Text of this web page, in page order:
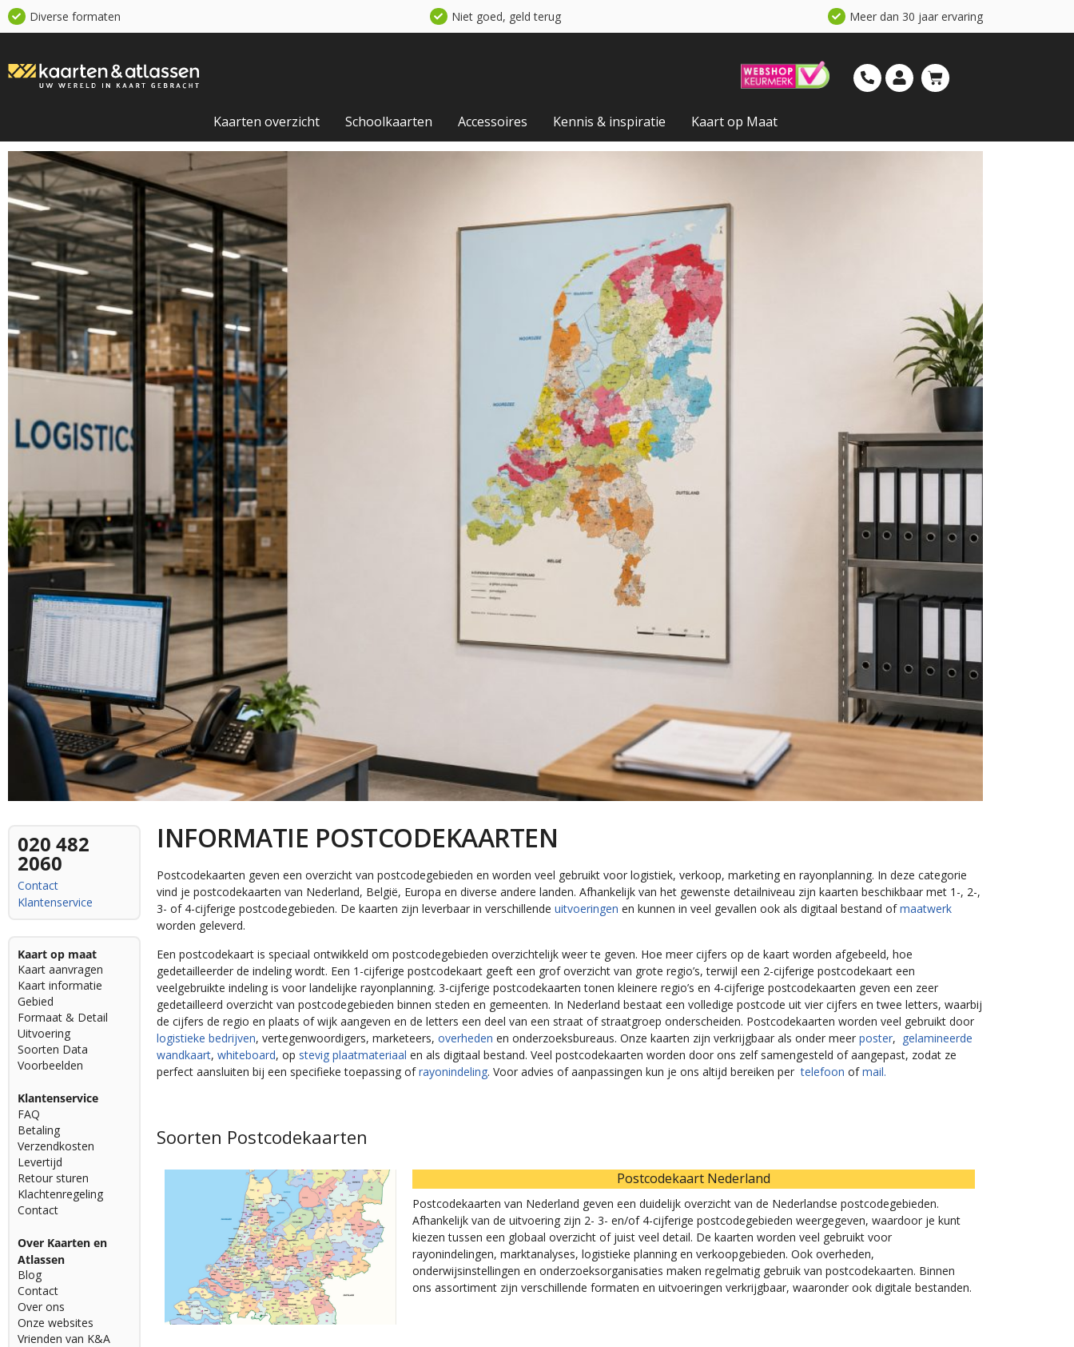
Diverse formaten Niet goed, geld terug Meer dan 30 jaar ervaring
Kaarten overzicht Schoolkaarten Accessoires Kennis & inspiratie Kaart op Maat
020 482
2060
Contact
Klantenservice
Kaart op maat
Kaart aanvragen
Kaart informatie
Gebied
Formaat & Detail
Uitvoering
Soorten Data
Voorbeelden
Klantenservice
FAQ
Betaling
Verzendkosten
Levertijd
Retour sturen
Klachtenregeling
Contact
Over Kaarten en
Atlassen
Blog
Contact
Over ons
Onze websites
Vrienden van K&A
INFORMATIE POSTCODEKAARTEN
Postcodekaarten geven een overzicht van postcodegebieden en worden veel gebruikt voor logistiek, verkoop, marketing en rayonplanning. In deze categorie
vind je postcodekaarten van Nederland, België, Europa en diverse andere landen. Afhankelijk van het gewenste detailniveau zijn kaarten beschikbaar met 1-, 2-,
3- of 4-cijferige postcodegebieden. De kaarten zijn leverbaar in verschillende uitvoeringen en kunnen in veel gevallen ook als digitaal bestand ofmaatwerk
worden geleverd.
Een postcodekaart is speciaal ontwikkeld om postcodegebieden overzichtelijk weer te geven. Hoe meer cijfers op de kaart worden afgebeeld, hoe
gedetailleerder de indeling wordt. Een 1-cijferige postcodekaart geeft een grof overzicht van grote regio’s, terwijl een 2-cijferige postcodekaart een
veelgebruikte indeling is voor landelijke rayonplanning. 3-cijferige postcodekaarten tonen kleinere regio’s en 4-cijferige postcodekaarten geven een zeer
gedetailleerd overzicht van postcodegebieden binnen steden en gemeenten. In Nederland bestaat een volledige postcode uit vier cijfers en twee letters, waarbij
de cijfers de regio en plaats of wijk aangeven en de letters een deel van een straat of straatgroep onderscheiden. Postcodekaarten worden veel gebruikt door
logistieke bedrijven, vertegenwoordigers, marketeers, overheden en onderzoeksbureaus. Onze kaarten zijn verkrijgbaar als onder meer poster, gelamineerde
wandkaart, whiteboard, op stevig plaatmateriaal en als digitaal bestand. Veel postcodekaarten worden door ons zelf samengesteld of aangepast, zodat ze
perfect aansluiten bij een specifieke toepassing ofrayonindeling. Voor advies of aanpassingen kun je ons altijd bereiken pertelefoon ofmail.
Soorten Postcodekaarten
Postcodekaart Nederland
Postcodekaarten van Nederland geven een duidelijk overzicht van de Nederlandse postcodegebieden.
Afhankelijk van de uitvoering zijn 2- 3- en/of 4-cijferige postcodegebieden weergegeven, waardoor je kunt
kiezen tussen een globaal overzicht of juist veel detail. De kaarten worden veel gebruikt voor
rayonindelingen, marktanalyses, logistieke planning en verkoopgebieden. Ook overheden,
onderwijsinstellingen en onderzoeksorganisaties maken regelmatig gebruik van postcodekaarten. Binnen
ons assortiment zijn verschillende formaten en uitvoeringen verkrijgbaar, waaronder ook digitale bestanden.